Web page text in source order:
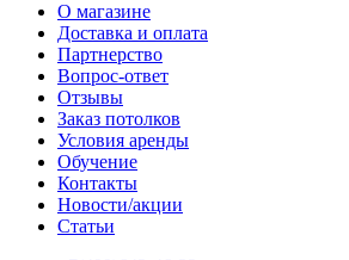
О магазине
Доставка и оплата
Партнерство
Вопрос-ответ
Отзывы
Заказ потолков
Условия аренды
Обучение
Контакты
Новости/акции
Статьи